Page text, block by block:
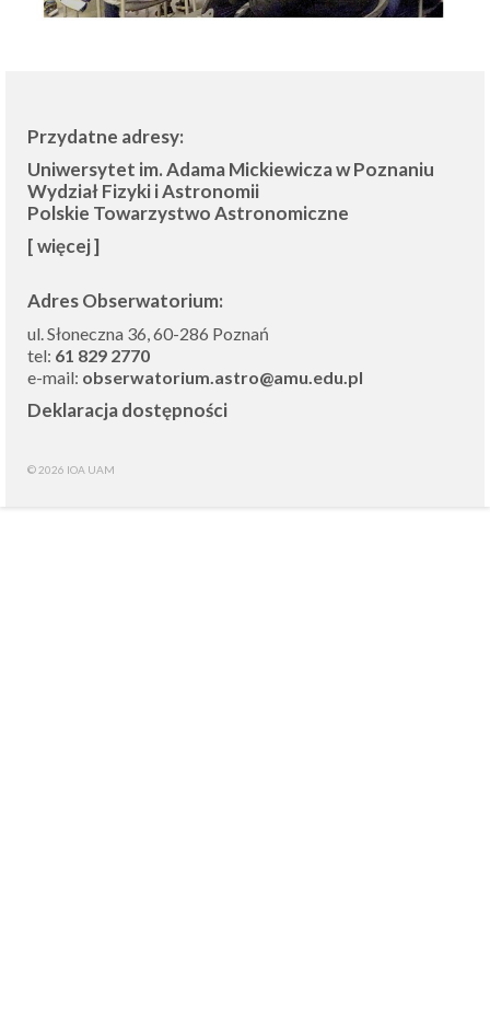
Przydatne adresy:
Uniwersytet im. Adama Mickiewicza w Poznaniu
Wydział Fizyki i Astronomii
Polskie Towarzystwo Astronomiczne
[ więcej ]
Adres Obserwatorium:
ul. Słoneczna 36, 60-286 Poznań
tel: 61 829 2770
e-mail: obserwatorium.astro@amu.edu.pl
Deklaracja dostępności
© 2026 IOA UAM